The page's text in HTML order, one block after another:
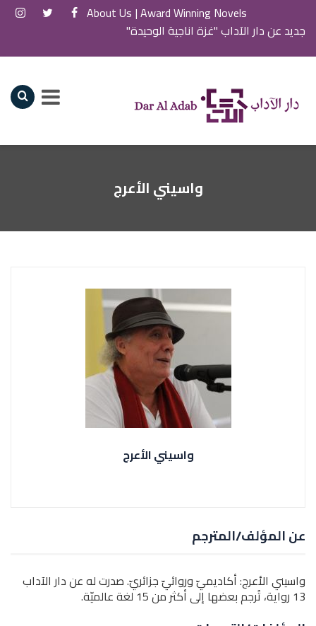
Award Winning Novels |
About Us
جديد عن دار الآداب "غزة اناجية الوحيدة"
واسيني الأعرج
واسيني الأعرج
عن المؤلف/المترجم
واسيني الأعرج: أكاديميّ وروائيّ جزائريّ. صدرت له عن دار الآداب
13 رواية، تُرجم بعضها إلى أكثر من 15 لغة عالميّة.